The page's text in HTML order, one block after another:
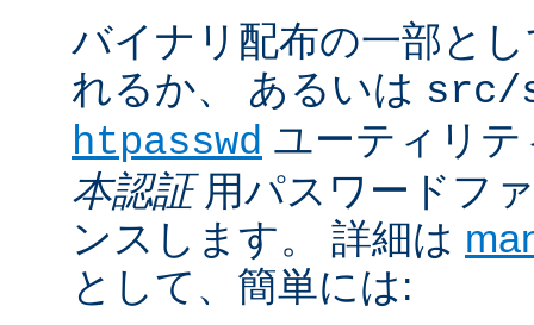
バイナリ配布の一部と
れるか、 あるいは src/
htpasswd ユーティリ
本認証用パスワードフ
ンスします。 詳細は
として、簡単には: